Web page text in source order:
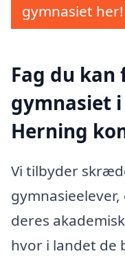
gymnasiet her!
Fag du
gymnasiet
Herning
Vi tilbyder
deres
hvor i landet de